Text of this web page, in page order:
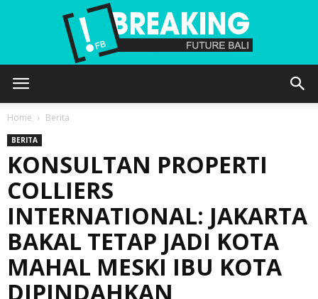
Bali
Home Berita
BERITA
KONSULTAN PROPERTI
COLLIERS
INTERNATIONAL: JAKARTA
BAKAL TETAP JADI KOTA
MAHAL MESKI IBU KOTA
DIPINDAHKAN